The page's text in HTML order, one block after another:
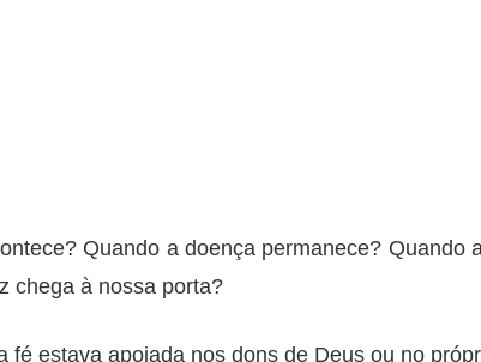
Quando a doença permanece? Quando
chega à nossa porta?
estava apoiada nos dons de Deus ou no